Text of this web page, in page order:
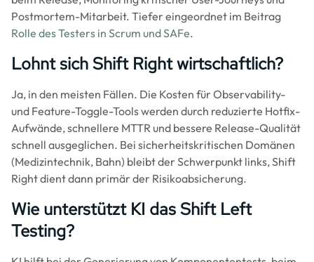
Postmortem-Mitarbeit. Tiefer eingeordnet im Beitrag
Rolle des Testers in Scrum und SAFe.
Lohnt sich Shift Right wirtschaftlich?
Ja, in den meisten Fällen. Die Kosten für Observability-
und Feature-Toggle-Tools werden durch reduzierte Hotfix-
Aufwände, schnellere MTTR und bessere Release-Qualität
schnell ausgeglichen. Bei sicherheitskritischen Domänen
(Medizintechnik, Bahn) bleibt der Schwerpunkt links, Shift
Right dient dann primär der Risikoabsicherung.
Wie unterstützt KI das Shift Left
Testing?